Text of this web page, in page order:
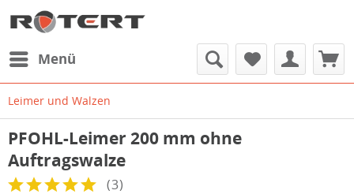
Menü
Leimer und Walzen
PFOHL-Leimer 200 mm ohne
Auftragswalze
(3)